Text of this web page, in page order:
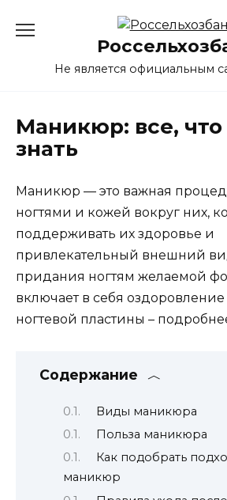
Не является официальным
Маникюр: все,
знать
Маникюр — это важная
ногтями и кожей вокруг них,
поддерживать их здоровье и
привлекательный внешний
придания ногтям желаемой
включает в себя
ногтевой пластины –
Содержание
Виды маникюра
Польза маникюра
Как подобрать
маникюр